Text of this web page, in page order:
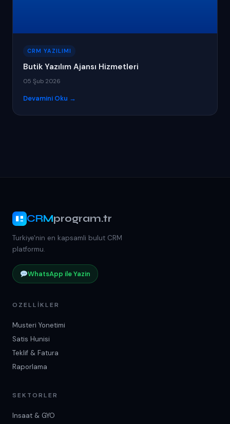
CRM YAZILIMI
Butik Yazılım Ajansı Hizmetleri
05 Şub 2026
Devamini Oku →
CRMprogram.tr
Turkiye'nin en kapsamli bulut CRM
platformu.
WhatsApp ile Yazin
OZELLIKLER
Musteri Yonetimi
Satis Hunisi
Teklif & Fatura
Raporlama
SEKTORLER
Insaat & GYO